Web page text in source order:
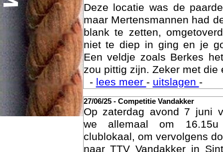
en de locatie was last
Deze locatie was de
maar Mertensmannen had
blank te zetten,
niet te diep in ging en je
Een veldje zoals Berkes
zou pittig zijn. Zeker met
-lees meer-uitslagen-
27/06/25 - Competitie Vandakker
Op zaterdag avond 7 juni
we allemaal om
clublokaal, om vervolgens